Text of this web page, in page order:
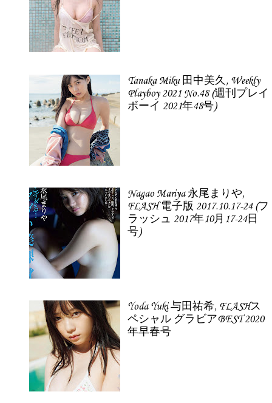
Tanaka Miku 田中美久, Weekly
Playboy 2021 No.48 (週刊プレイ
ボーイ 2021年48号)
Nagao Mariya 永尾まりや,
FLASH 電子版 2017.10.17-24 (フ
ラッシュ 2017年10月17-24日
号)
Yoda Yuki 与田祐希, FLASHス
ペシャル グラビアBEST 2020
年早春号